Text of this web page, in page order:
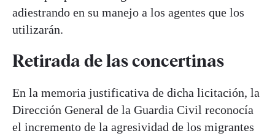
adiestrando en su manejo a los agentes que los
utilizarán.
Retirada de las concertinas
En la memoria justificativa de dicha licitación, la
Dirección General de la Guardia Civil reconocía
el incremento de la agresividad de los migrantes